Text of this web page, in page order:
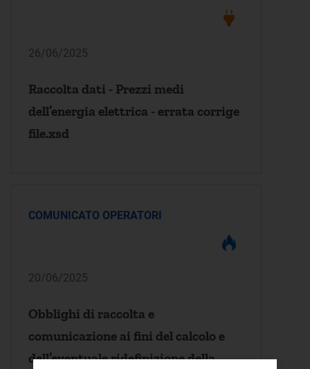
26/06/2025
Raccolta dati - Prezzi medi
dell’energia elettrica - errata corrige
file.xsd
COMUNICATO OPERATORI
20/06/2025
Obblighi di raccolta e
comunicazione ai fini del calcolo e
dell’eventuale ridefinizione della